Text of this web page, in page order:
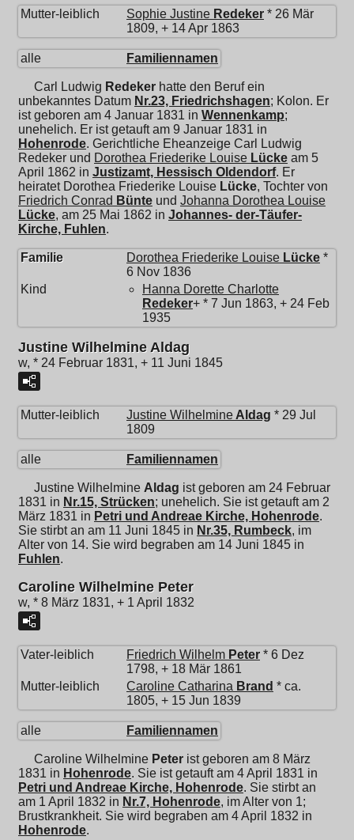
Mutter-leiblich Sophie Justine Redeker * 26 Mär
1809, + 14 Apr 1863
alle Familiennamen
Carl Ludwig Redeker hatte den Beruf ein
unbekanntes Datum Nr.23, Friedrichshagen; Kolon. Er
ist geboren am 4 Januar 1831 in Wennenkamp;
unehelich. Er ist getauft am 9 Januar 1831 in
Hohenrode. Gerichtliche Eheanzeige Carl Ludwig
Redeker und Dorothea Friederike Louise Lücke am 5
April 1862 in Justizamt, Hessisch Oldendorf. Er
heiratet Dorothea Friederike Louise Lücke, Tochter von
Friedrich Conrad Bünte und Johanna Dorothea Louise
Lücke, am 25 Mai 1862 in Johannes- der-Täufer-
Kirche, Fuhlen.
Familie Dorothea Friederike Louise Lücke *
6 Nov 1836
Kind
Hanna Dorette Charlotte
Redeker+ * 7 Jun 1863, + 24 Feb
1935
Justine Wilhelmine Aldag
w, * 24 Februar 1831, + 11 Juni 1845
Mutter-leiblich Justine Wilhelmine Aldag * 29 Jul
1809
alle Familiennamen
Justine Wilhelmine Aldag ist geboren am 24 Februar
1831 in Nr.15, Strücken; unehelich. Sie ist getauft am 2
März 1831 in Petri und Andreae Kirche, Hohenrode.
Sie stirbt an am 11 Juni 1845 in Nr.35, Rumbeck, im
Alter von 14. Sie wird begraben am 14 Juni 1845 in
Fuhlen.
Caroline Wilhelmine Peter
w, * 8 März 1831, + 1 April 1832
Vater-leiblich Friedrich Wilhelm Peter * 6 Dez
1798, + 18 Mär 1861
Mutter-leiblich
Caroline Catharina Brand * ca.
1805, + 15 Jun 1839
alle Familiennamen
Caroline Wilhelmine Peter ist geboren am 8 März
1831 in Hohenrode. Sie ist getauft am 4 April 1831 in
Petri und Andreae Kirche, Hohenrode. Sie stirbt an
am 1 April 1832 in Nr.7, Hohenrode, im Alter von 1;
Brustkrankheit. Sie wird begraben am 4 April 1832 in
Hohenrode.